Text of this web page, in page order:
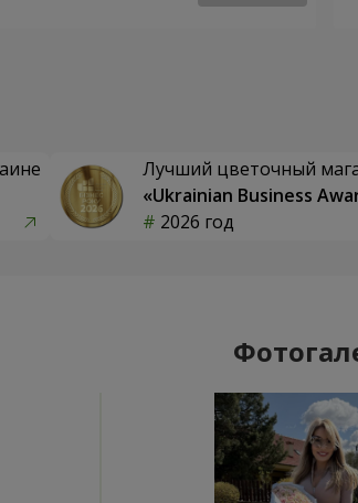
Лучший цветочный
«Ukrainian Business
2026 год